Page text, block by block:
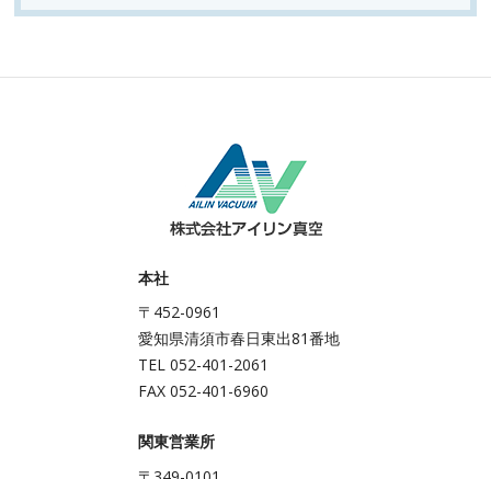
本社
〒452-0961
愛知県清須市春日東出81番地
TEL 052-401-2061
FAX 052-401-6960
関東営業所